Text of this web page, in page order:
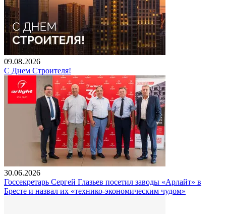
09.08.2026
С Днем Строителя!
30.06.2026
Госсекретарь Сергей Глазьев посетил заводы «Арлайт» в
Бресте и назвал их «технико-экономическим чудом»